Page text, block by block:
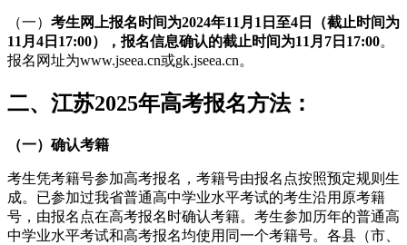
（一） 考生网上报名时间为2024年11月1日至4日（截止时间为
11月4日17:00），报名信息确认的截止时间为11月7日17:00。
报名网址为www.jseea.cn或gk.jseea.cn。
二、江苏2025年高考报名方法：
（一）确认考籍
考生凭考籍号参加高考报名，考籍号由报名点按照预定规则生
成。已参加过我省普通高中学业水平考试的考生沿用原考籍
号，由报名点在高考报名时确认考籍。考生参加历年的普通高
中学业水平考试和高考报名均使用同一个考籍号。各县（市、